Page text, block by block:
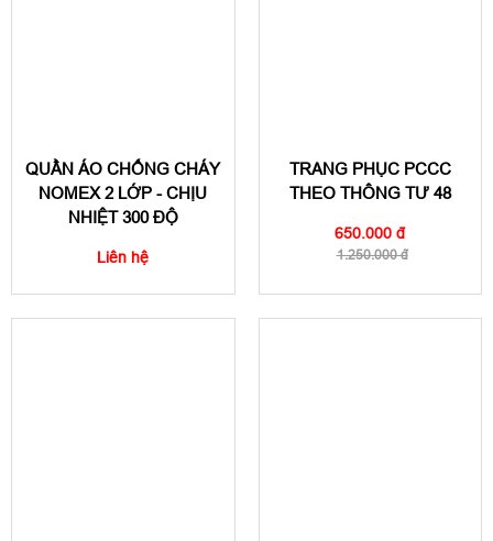
QUẦN ÁO CHỐNG CHÁY
NOMEX 2 LỚP - CHỊU
NHIỆT 300 ĐỘ
Liên hệ
TRANG PHỤC PCCC
THEO THÔNG TƯ 48
650.000 đ
1.250.000 đ